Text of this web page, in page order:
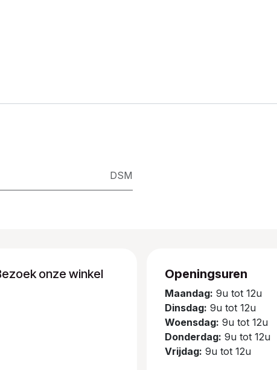
DSM
onze winkel Openingsuren
Maandag: 9u tot 12u
Dinsdag: 9u tot 12u
Woensdag: 9u tot 12u
Donderdag: 9u tot 12u
Vrijdag: 9u tot 12u